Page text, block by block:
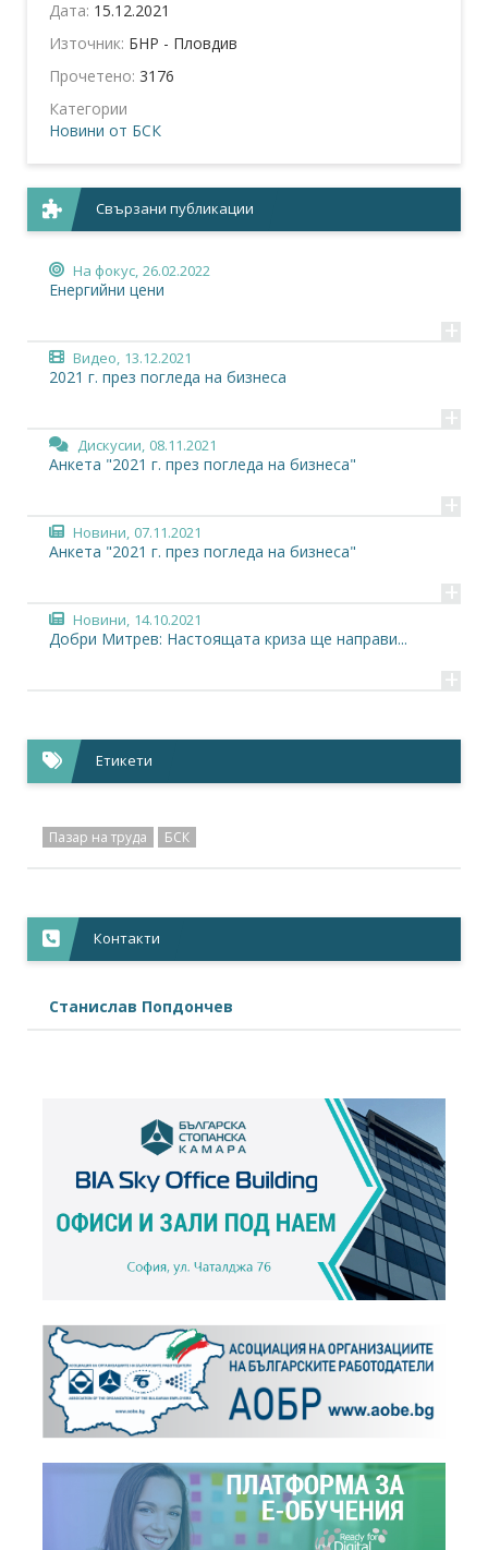
Дата: 15.12.2021
Източник: БНР - Пловдив
Прочетено: 3176
Категории
Новини от БСК
Свързани публикации
На фокус, 26.02.2022
Енергийни цени
+
Видео, 13.12.2021
2021 г. през погледа на бизнеса
+
Дискусии, 08.11.2021
Анкета "2021 г. през погледа на бизнеса"
+
Новини, 07.11.2021
Анкета "2021 г. през погледа на бизнеса"
+
Новини, 14.10.2021
Добри Митрев: Настоящата криза ще направи...
+
Етикети
Пазар на труда БСК
Контакти
Станислав Попдончев